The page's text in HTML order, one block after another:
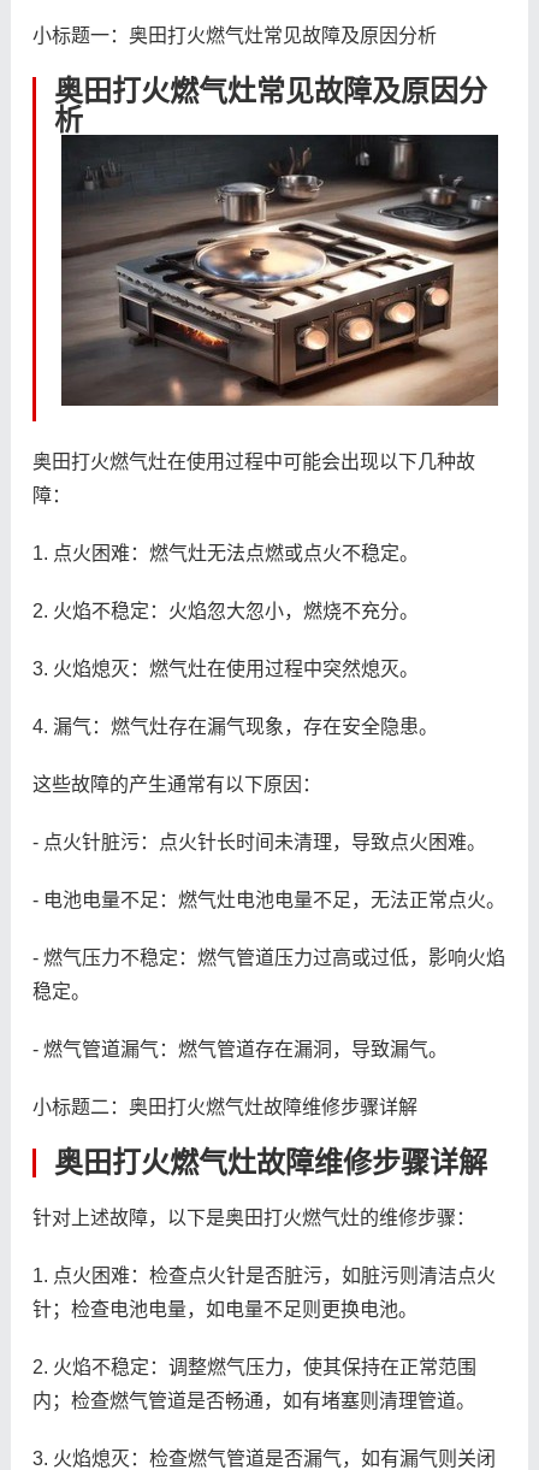
小标题一：奥田打火燃气灶常见故障及原因分析
奥田打火燃气灶常见故障及原因分
析
奥田打火燃气灶在使用过程中可能会出现以下几种故
障：
1. 点火困难：燃气灶无法点燃或点火不稳定。
2. 火焰不稳定：火焰忽大忽小，燃烧不充分。
3. 火焰熄灭：燃气灶在使用过程中突然熄灭。
4. 漏气：燃气灶存在漏气现象，存在安全隐患。
这些故障的产生通常有以下原因：
- 点火针脏污：点火针长时间未清理，导致点火困难。
- 电池电量不足：燃气灶电池电量不足，无法正常点火。
- 燃气压力不稳定：燃气管道压力过高或过低，影响火焰
稳定。
- 燃气管道漏气：燃气管道存在漏洞，导致漏气。
小标题二：奥田打火燃气灶故障维修步骤详解
奥田打火燃气灶故障维修步骤详解
针对上述故障，以下是奥田打火燃气灶的维修步骤：
1. 点火困难：检查点火针是否脏污，如脏污则清洁点火
针；检查电池电量，如电量不足则更换电池。
2. 火焰不稳定：调整燃气压力，使其保持在正常范围
内；检查燃气管道是否畅通，如有堵塞则清理管道。
3. 火焰熄灭：检查燃气管道是否漏气，如有漏气则关闭